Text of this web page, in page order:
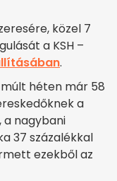
közel 7
a KSH –
.
héten már 58
a
, a nagybani
37 százalékkal
ezekből az